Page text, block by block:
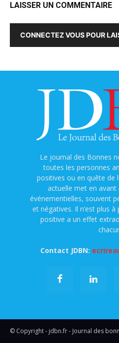
LAISSER UN COMMENTAIRE
CONNECTEZ VOUS POUR
Le journal des Bonnes
toutes les personnes
positives ou en quête de
actuelle met en
événementielles, souvent
et négatives. Il n’est plus
positive a un effet
Contact JDBN:
© Copyright - jdbn.fr - Journal des